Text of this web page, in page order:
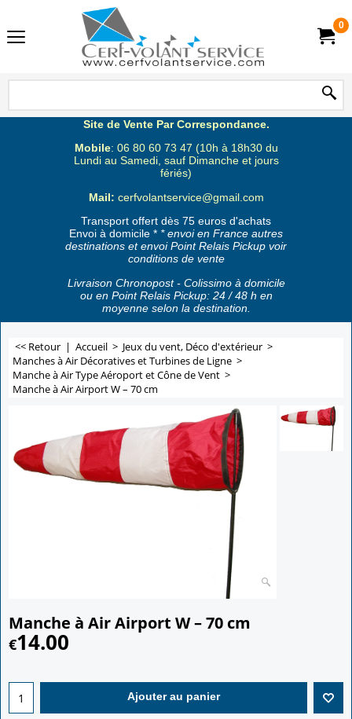
0
Site de Vente Par Correspondance.
Mobile: 06 80 60 73 47 (10h à 18h30 du
Lundi au Samedi, sauf Dimanche et jours
fériés)
Mail: cerfvolantservice@gmail.com
Transport offert dès 75 euros d'achats
Envoi à domicile * * envoi en France autres
destinations et envoi Point Relais Pickup voir
conditions de vente
Livraison Chronopost - Colissimo à domicile
ou en Point Relais Pickup: 24 / 48 h en
moyenne selon la destination.
<< Retour | Accueil > Jeux du vent, Déco d'extérieur >
Manches à Air Décoratives et Turbines de Ligne >
Manche à Air Type Aéroport et Cône de Vent >
Manche à Air Airport W – 70 cm
Manche à Air Airport W – 70 cm
€14.00
Ajouter au panier